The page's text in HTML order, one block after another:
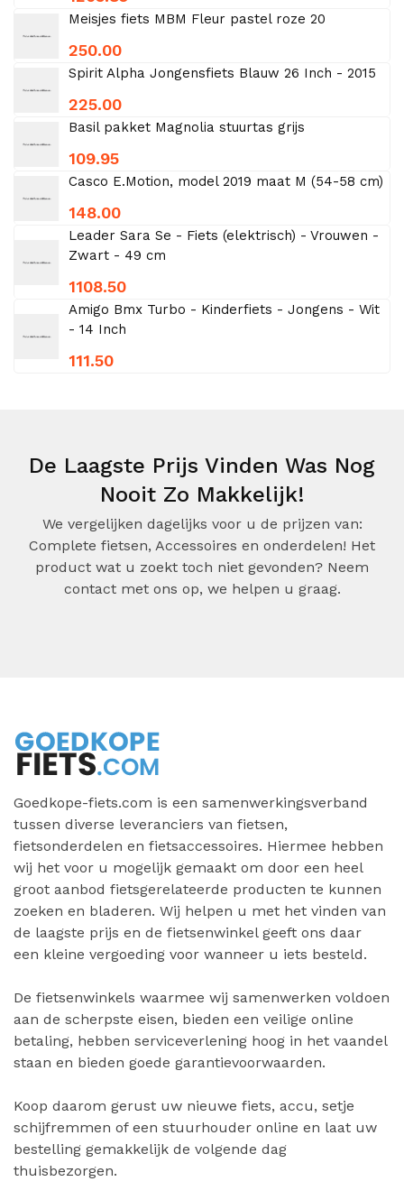
Meisjes fiets MBM Fleur pastel roze 20
250.00
Spirit Alpha Jongensfiets Blauw 26 Inch - 2015
225.00
Basil pakket Magnolia stuurtas grijs
109.95
Casco E.Motion, model 2019 maat M (54-58 cm)
148.00
Leader Sara Se - Fiets (elektrisch) - Vrouwen -
Zwart - 49 cm
1108.50
Amigo Bmx Turbo - Kinderfiets - Jongens - Wit
- 14 Inch
111.50
De Laagste Prijs Vinden Was Nog
Nooit Zo Makkelijk!
We vergelijken dagelijks voor u de prijzen van:
Complete fietsen, Accessoires en onderdelen! Het
product wat u zoekt toch niet gevonden? Neem
contact met ons op, we helpen u graag.
Goedkope-fiets.com is een samenwerkingsverband
tussen diverse leveranciers van fietsen,
fietsonderdelen en fietsaccessoires. Hiermee hebben
wij het voor u mogelijk gemaakt om door een heel
groot aanbod fietsgerelateerde producten te kunnen
zoeken en bladeren. Wij helpen u met het vinden van
de laagste prijs en de fietsenwinkel geeft ons daar
een kleine vergoeding voor wanneer u iets besteld.
De fietsenwinkels waarmee wij samenwerken voldoen
aan de scherpste eisen, bieden een veilige online
betaling, hebben serviceverlening hoog in het vaandel
staan en bieden goede garantievoorwaarden.
Koop daarom gerust uw nieuwe fiets, accu, setje
schijfremmen of een stuurhouder online en laat uw
bestelling gemakkelijk de volgende dag
thuisbezorgen.